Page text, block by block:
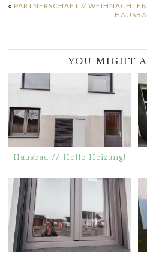
« PARTNERSCHAFT //
YOU MIGHT
Hausbau // Hello Heizung!